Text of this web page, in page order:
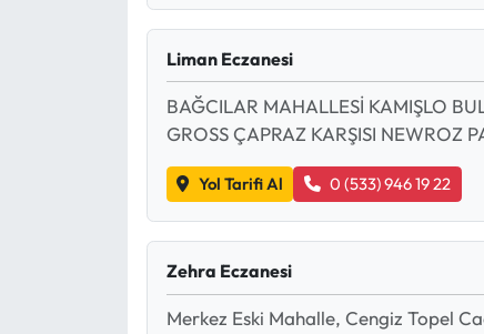
Liman Eczanesi
BAĞCILAR MAHALLESİ KAMIŞLO
GROSS ÇAPRAZ KARŞISI NEWROZ
Yol Tarifi Al 0 (533) 946 19 22
Zehra Eczanesi
Merkez Eski Mahalle, Cengiz Topel